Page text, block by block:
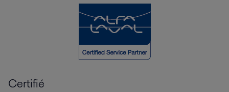
Certifié